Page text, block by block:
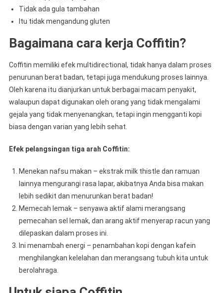
Tidak ada gula tambahan
Itu tidak mengandung gluten
Bagaimana cara kerja Coffitin?
Coffitin memiliki efek multidirectional, tidak hanya dalam proses
penurunan berat badan, tetapi juga mendukung proses lainnya.
Oleh karena itu dianjurkan untuk berbagai macam penyakit,
walaupun dapat digunakan oleh orang yang tidak mengalami
gejala yang tidak menyenangkan, tetapi ingin mengganti kopi
biasa dengan varian yang lebih sehat.
Efek pelangsingan tiga arah Coffitin:
Menekan nafsu makan – ekstrak milk thistle dan ramuan
lainnya mengurangi rasa lapar, akibatnya Anda bisa makan
lebih sedikit dan menurunkan berat badan!
Memecah lemak – senyawa aktif alami merangsang
pemecahan sel lemak, dan arang aktif menyerap racun yang
dilepaskan dalam proses ini.
Ini menambah energi – penambahan kopi dengan kafein
menghilangkan kelelahan dan merangsang tubuh kita untuk
berolahraga.